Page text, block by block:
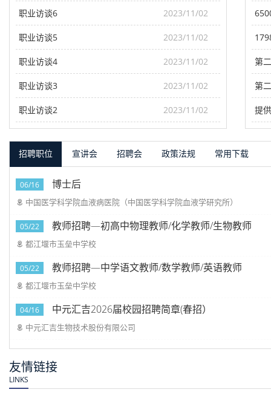
职业访谈6 2023/11/02
职业访谈5 2023/11/02
职业访谈4 2023/11/02
职业访谈3 2023/11/02
职业访谈2 2023/11/02
招聘职位 宣讲会 招聘会 政策法规 常用下载
06/16 博士后
中国医学科学院血液病医院（中国医学科学院血液学研究所）
05/22 教师招聘—初高中物理教师/化学教师/生物教师
都江堰市玉垒中学校
05/22 教师招聘—中学语文教师/数学教师/英语教师
都江堰市玉垒中学校
04/16 中元汇吉2026届校园招聘简章(春招）
中元汇吉生物技术股份有限公司
友情链接
LINKS